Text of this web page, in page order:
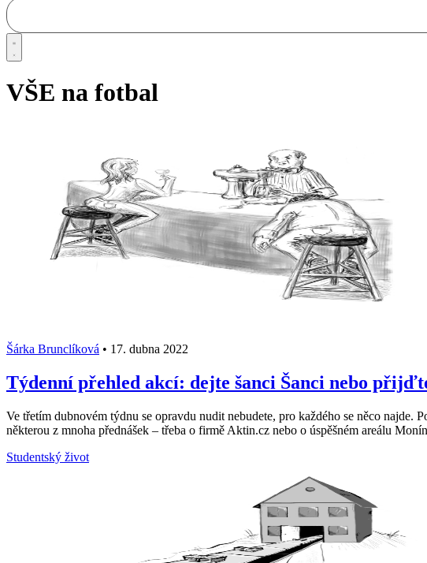
VŠE na fotbal
Šárka Brunclíková • 17. dubna 2022
Týdenní přehled akcí: dejte šanci Šanci nebo
Ve třetím dubnovém týdnu se opravdu nudit nebudete, pro každého se něco
některou z mnoha přednášek – třeba o firmě Aktin.cz nebo o úspěšném areálu
Studentský život